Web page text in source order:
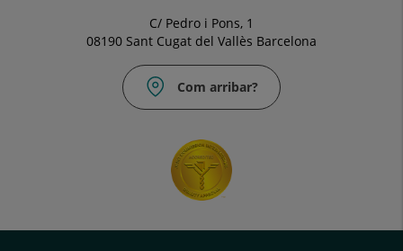
C/ Pedro i Pons, 1
08190 Sant Cugat del Vallès Barcelona
Com arribar?